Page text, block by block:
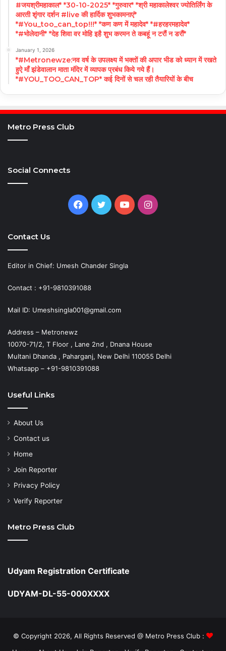
#जयश्रीमहाकाल* *30-10-2025* *गुरुवार* *श्री महाकालेश्वर ज्योतिर्लिंग के
आरती शृंगार दर्शन #live की हार्दिक शुभकामनाएं*
*#You_too_can_top!!!* *कण कण में महादेव* *#हरहरमहादेव*
*#भोलेदानी* *देह शिवा वर मोहि इहै शुभ करमन ते कबहूं न टरौं न डरौं*
January 1, 2026
*#Metronewze:नव वर्ष के उपलक्ष्य में भक्तों की अपार भीड को ध्यान में रखते
हुऐ माँ झंडेवालान माता मंदिर में व्यापक प्रबंध किये गये हैं।
*#YOU_TOO_CAN_TOP* कई दिनों से चल रही तैयारियों के बीच
Metro Press Club
Social Connects
Facebook
TwitterYouTubeInstagram
Contact Us
Editor in Chief: Umesh Chander Singla
Contact : +91-9810391088
Mail ID: Umeshsingla001@gmail.com
Address – Metronewz
10070-71/2, T Floor , Lane 2nd , Dnana House
Multani Dhanda , Paharganj, New Delhi 110055 Delhi
Whatsapp – +91-9810391088
Useful Links
About Us
Contact us
Home
Join Reporter
Privacy Policy
Verify Reporter
Metro Press Club
Udyam Registration Certificate
UDYAM-DL-55-000XXXX
© Copyright 2026, All Rights Reserved @ Metro Press Club :